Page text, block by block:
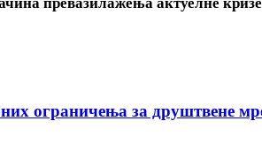
ограничења за друштвене